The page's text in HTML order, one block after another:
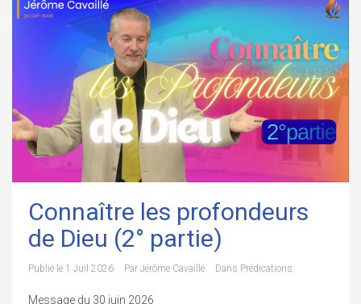
Connaître les profondeurs
de Dieu (2° partie)
Publié le 1 Juil 2026 Par Jérôme Cavaillé Dans Prédications
Message du 30 juin 2026